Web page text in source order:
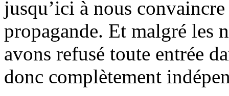
jusqu’ici à nous
propagande. Et malgré les
avons refusé toute entrée
donc complètement